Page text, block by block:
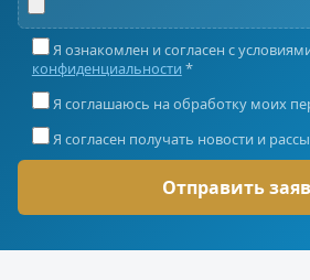
Я ознакомлен и согласен с
конфиденциальности *
Я соглашаюсь на обработку моих
Я согласен получать новости и